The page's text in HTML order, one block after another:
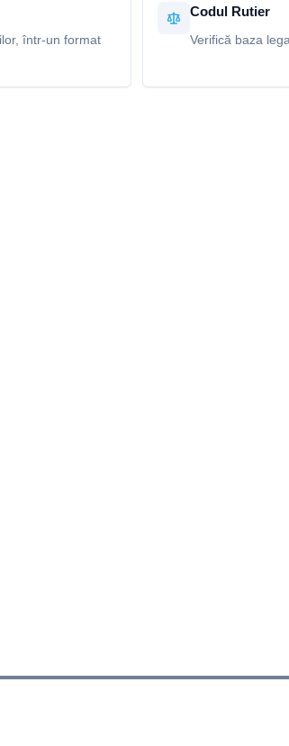
într-un format
Codul Rutier
Verifică baza